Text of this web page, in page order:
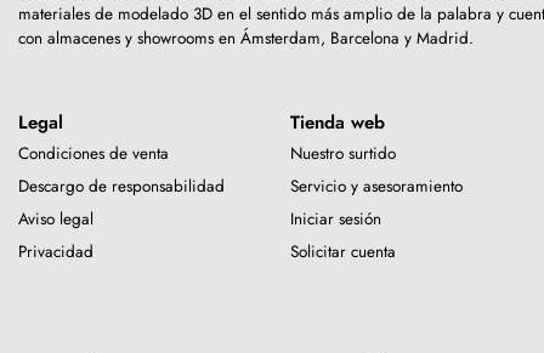
materiales de modelado 3D en el sentido más amplio de la palabra y
con almacenes y showrooms en Ámsterdam, Barcelona y Madrid.
Legal
Condiciones de venta
Descargo de responsabilidad
Aviso legal
Privacidad
Tienda web
Nuestro surtido
Servicio y asesoramiento
Iniciar sesión
Solicitar cuenta